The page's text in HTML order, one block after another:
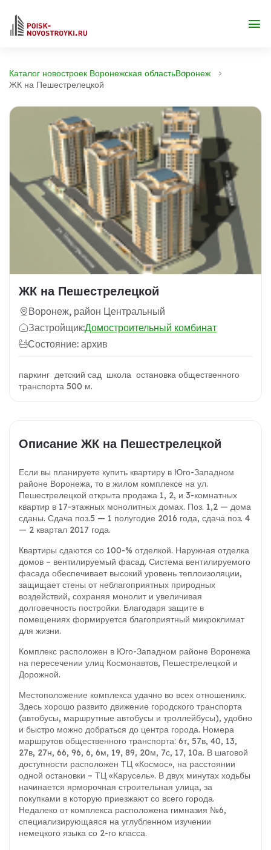
Каталог новостроек Воронежская областьВоронеж
ЖК на Пешестрелецкой
ЖК на Пешестрелецкой
Воронеж, район Центральный
Застройщик:Домостроительный комбинат
Состояние: архив
паркинг детский сад школа остановка общественного
транспорта 500 м.
Описание ЖК на Пешестрелецкой
Если вы планируете купить квартиру в Юго-Западном
районе Воронежа, то в жилом комплексе на ул.
Пешестрелецкой открыта продажа 1, 2, и 3-комнатных
квартир в 17-этажных монолитных домах. Поз. 1,2 — дома
сданы. Сдача поз.5 — 1 полугодие 2016 года, сдача поз. 4
— 2 квартал 2017 года.
Квартиры сдаются со 100-% отделкой. Наружная отделка
домов – вентилируемый фасад. Система вентилируемого
фасада обеспечивает высокий уровень теплоизоляции,
защищает стены от неблагоприятных природных
воздействий, сохраняя монолит и увеличивая
долговечность постройки. Благодаря защите в
помещениях формируется благоприятный микроклимат
для жизни.
Комплекс расположен в Юго-Западном районе Воронежа
на пересечении улиц Космонавтов, Пешестрелецкой и
Дорожной.
Местоположение комплекса удачно во всех отношениях.
Здесь хорошо развито движение городского транспорта
(автобусы, маршрутные автобусы и троллейбусы), удобно
и быстро можно добраться до центра города. Номера
маршрутов общественного транспорта: 6т, 57в, 40, 13,
27в, 27н, 66, 96, 6, 6м, 19, 89, 20м, 7с, 17, 10а. В шаговой
доступности расположен ТЦ «Космос», на расстоянии
одной остановки – ТЦ «Карусель». В двух минутах ходьбы
начинается ярморочная строительная улица, за
покупками в которую приезжают со всего города.
Недалеко от комплекса расположена гимназия №6,
специализирующаяся на углубленном изучении
немецкого языка со 2-го класса.